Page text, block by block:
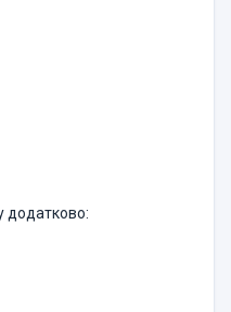
додатково: